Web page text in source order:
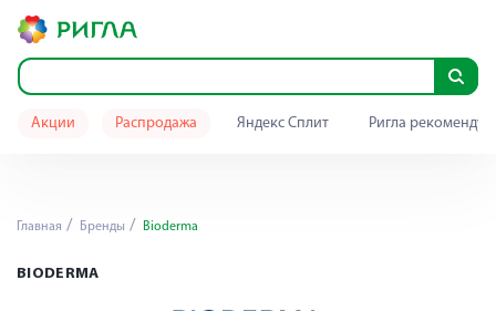
Акции Распродажа Яндекс Сплит Ригла
Главная Бренды Bioderma
BIODERMA